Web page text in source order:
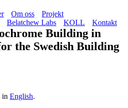
Om oss
Projekt
Belatchew Labs KOLL Kontakt
Building in
the Swedish Building
in English.